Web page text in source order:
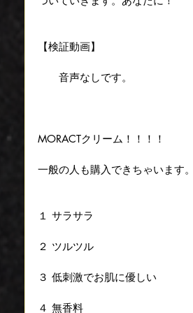
【検証動画】
音声なしです。
MORACTクリーム！！！！
一般の人も購入できちゃいます
１ サラサラ
２ ツルツル
３ 低刺激でお肌に優しい
４ 無香料